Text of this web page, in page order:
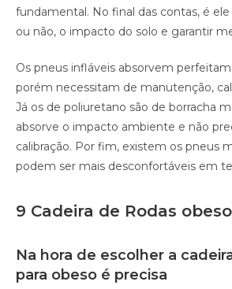
fundamental. No final das contas, é
ou não, o impacto do solo e garantir
Os pneus infláveis absorvem
porém necessitam de manutenção,
Já os de poliuretano são de borracha
absorve o impacto ambiente e não
calibração. Por fim, existem os pneus
podem ser mais desconfortáveis em
9 Cadeira de Rodas
Na hora de escolher a
para obeso é precisa